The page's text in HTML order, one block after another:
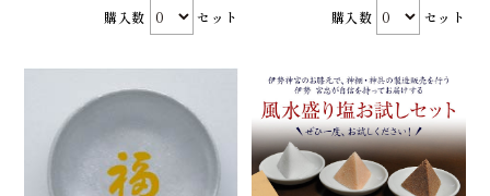
購入数 セット 購入数 セット